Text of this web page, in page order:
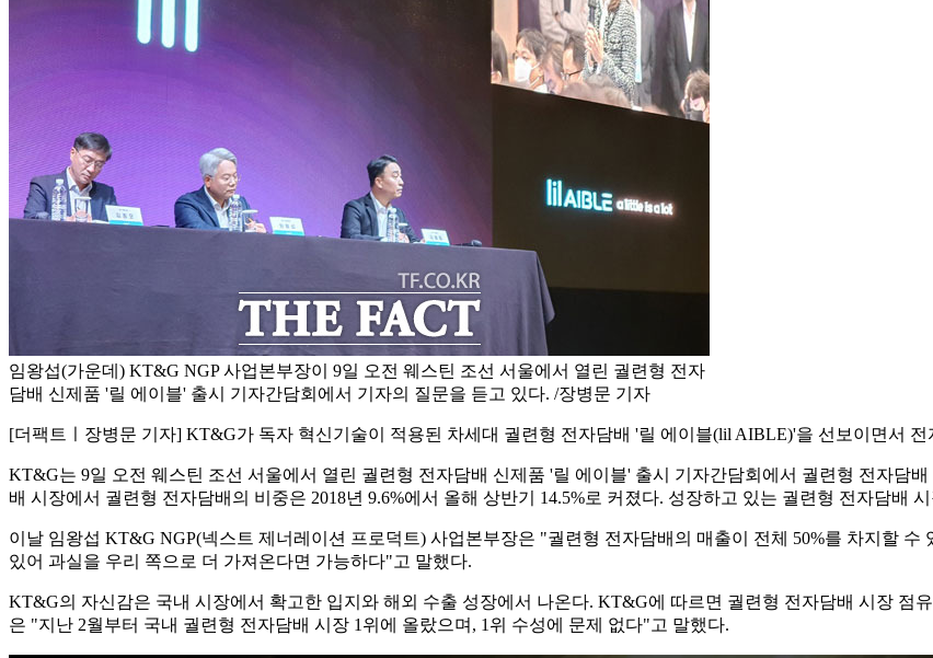
임왕섭(가운데) KT&G NGP 사업본부장이 9일 오전 웨스틴 조선 서울에서 열린 궐련형 전자
담배 신제품 '릴 에이블' 출시 기자간담회에서 기자의 질문을 듣고 있다. /장병문 기자
[더팩트ㅣ장병문 기자] KT&G가 독자 혁신기술이 적용된 차세대 궐련형 전자담배 '릴 에이블(lil AIBLE)'을 선보이면서
KT&G는 9일 오전 웨스틴 조선 서울에서 열린 궐련형 전자담배 신제품 '릴 에이블' 출시 기자간담회에서 궐련형 전자담
배 시장에서 궐련형 전자담배의 비중은 2018년 9.6%에서 올해 상반기 14.5%로 커졌다. 성장하고 있는 궐련형 전자담배
이날 임왕섭 KT&G NGP(넥스트 제너레이션 프로덕트) 사업본부장은 "궐련형 전자담배의 매출이 전체 50%를 차지할
있어 과실을 우리 쪽으로 더 가져온다면 가능하다"고 말했다.
KT&G의 자신감은 국내 시장에서 확고한 입지와 해외 수출 성장에서 나온다. KT&G에 따르면 궐련형 전자담배 시장 점
은 "지난 2월부터 국내 궐련형 전자담배 시장 1위에 올랐으며, 1위 수성에 문제 없다"고 말했다.